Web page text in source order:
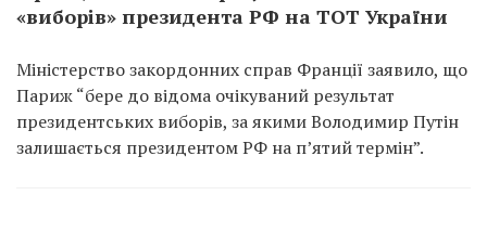
«виборів» президента РФ на ТОТ України
Міністерство закордонних справ Франції заявило, що
Париж “бере до відома очікуваний результат
президентських виборів, за якими Володимир Путін
залишається президентом РФ на п’ятий термін”.